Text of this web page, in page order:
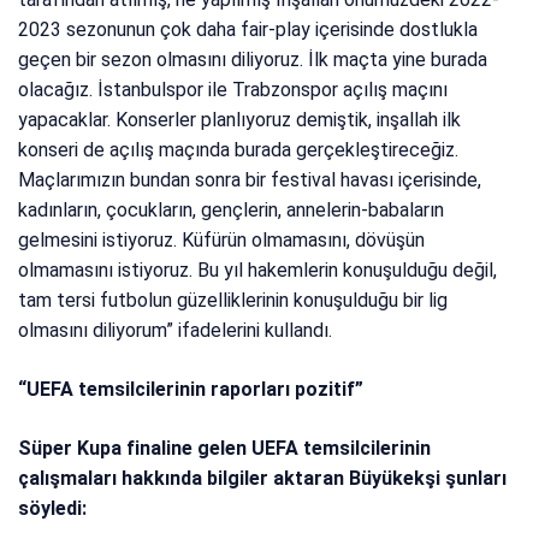
2023 sezonunun çok daha fair-play içerisinde dostlukla
geçen bir sezon olmasını diliyoruz. İlk maçta yine burada
olacağız. İstanbulspor ile Trabzonspor açılış maçını
yapacaklar. Konserler planlıyoruz demiştik, inşallah ilk
konseri de açılış maçında burada gerçekleştireceğiz.
Maçlarımızın bundan sonra bir festival havası içerisinde,
kadınların, çocukların, gençlerin, annelerin-babaların
gelmesini istiyoruz. Küfürün olmamasını, dövüşün
olmamasını istiyoruz. Bu yıl hakemlerin konuşulduğu değil,
tam tersi futbolun güzelliklerinin konuşulduğu bir lig
olmasını diliyorum” ifadelerini kullandı.
“UEFA temsilcilerinin raporları pozitif”
Süper Kupa finaline gelen UEFA temsilcilerinin
çalışmaları hakkında bilgiler aktaran Büyükekşi şunları
söyledi: